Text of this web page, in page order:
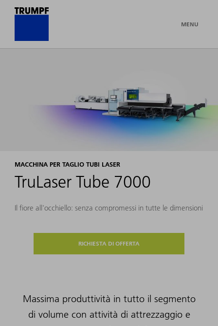
MENU
MACCHINA PER TAGLIO TUBI LASER
TruLaser Tube 7000
Il fiore all'occhiello: senza compromessi in tutte le dimensioni
RICHIESTA DI OFFERTA
Massima produttività in tutto il segmento
di volume con attività di attrezzaggio e